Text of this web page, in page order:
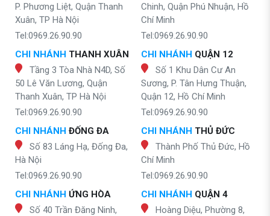
P. Phương Liệt, Quận Thanh
Xuân, TP Hà Nội
Tel:0969.26.90.90
CHI NHÁNH THANH XUÂN
Tầng 3 Tòa Nhà N4D, Số
50 Lê Văn Lương, Quận
Thanh Xuân, TP Hà Nội
Tel:0969.26.90.90
CHI NHÁNH ĐỐNG ĐA
Số 83 Láng Hạ, Đống Đa,
Hà Nội
Tel:0969.26.90.90
CHI NHÁNH ỨNG HÒA
Số 40 Trần Đăng Ninh,
Chinh, Quận Phú Nhuận, Hồ
Chí Minh
Tel:0969.26.90.90
CHI NHÁNH QUẬN 12
Số 1 Khu Dân Cư An
Sương, P. Tân Hưng Thuận,
Quận 12, Hồ Chí Minh
Tel:0969.26.90.90
CHI NHÁNH THỦ ĐỨC
Thành Phố Thủ Đức, Hồ
Chí Minh
Tel:0969.26.90.90
CHI NHÁNH QUẬN 4
Hoàng Diệu, Phường 8,